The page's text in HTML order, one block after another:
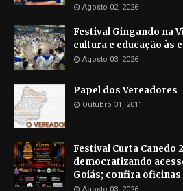
Agosto 02, 2026
Festival Gingando na
cultura e educação às
Agosto 03, 2026
Papel dos Vereadores
Outubro 31, 2011
Festival Curta Canedo
democratizando
Goiás; confira